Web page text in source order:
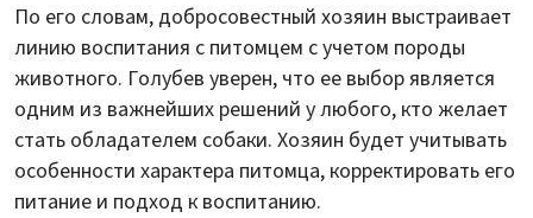
По его словам, добросовестный хозяин выстраивает
линию воспитания с питомцем с учетом породы
животного. Голубев уверен, что ее выбор является
одним из важнейших решений у любого, кто желает
стать обладателем собаки. Хозяин будет учитывать
особенности характера питомца, корректировать его
питание и подход к воспитанию.